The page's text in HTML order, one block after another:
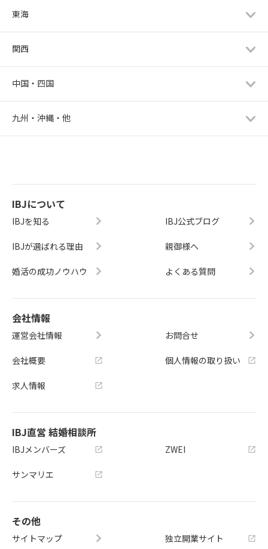
東海
関西
中国・四国
九州・沖縄・他
IBJについて
IBJを知る
IBJが選ばれる理由
婚活の成功ノウハウ
IBJ公式ブログ
親御様へ
よくある質問
会社情報
運営会社情報
会社概要
求人情報
お問合せ
個人情報の取り扱い
IBJ直営 結婚相談所
IBJメンバーズ
サンマリエ
ZWEI
その他
サイトマップ
独立開業サイト